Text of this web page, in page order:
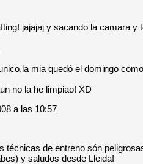
jajajaj y sacando la camara y
mia quedó el domingo
no la he limpiao! XD
a las 10:57
técnicas de entreno són
y saludos desde Lleida!